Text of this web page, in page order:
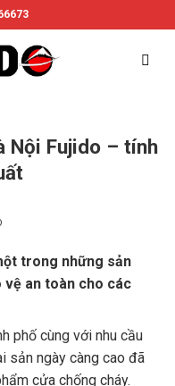
Nội Fujido – tính
trong những sản
an toàn cho các
phố cùng với nhu cầu
sản ngày càng cao đã
cửa chống cháy.